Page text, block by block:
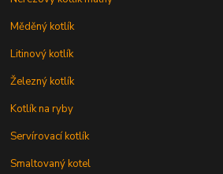
Měděný kotlík
Litinový kotlík
Železný kotlík
Kotlík na ryby
Servírovací kotlík
Smaltovaný kotel